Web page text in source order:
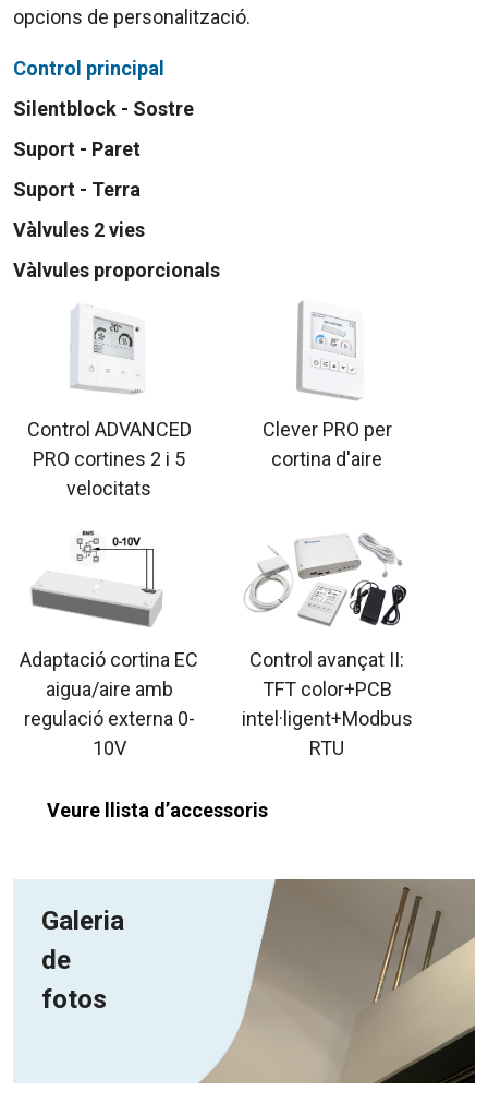
opcions de personalització.
Control principal
Silentblock - Sostre
Suport - Paret
Suport - Terra
Vàlvules 2 vies
Vàlvules proporcionals
Control ADVANCED
PRO cortines 2 i 5
velocitats
Clever PRO per
cortina d'aire
Adaptació cortina EC
aigua/aire amb
regulació externa 0-
10V
Control avançat II:
TFT color+PCB
intel·ligent+Modbus
RTU
Veure llista d’accessoris
Galeria
de
fotos